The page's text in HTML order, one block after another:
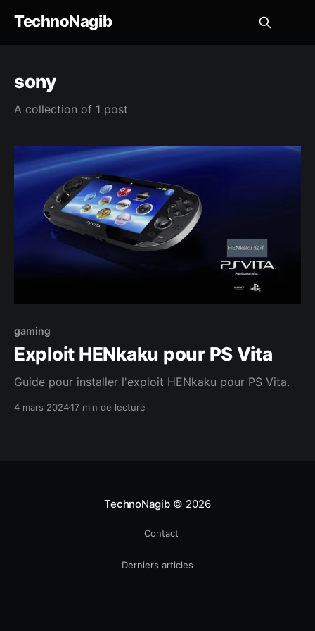
TechnoNagib
sony
A collection of 1 post
gaming
Exploit HENkaku pour PS Vita
Guide pour installer l'exploit HENkaku pour PS Vita.
4 mars 202417 min de lecture
TechnoNagib© 2026
Contact
Derniers articles